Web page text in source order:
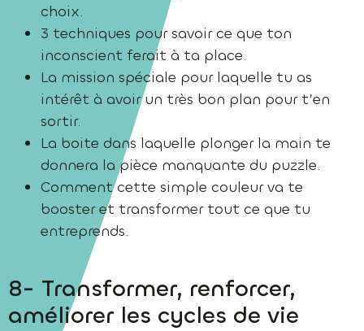
choix.
3 techniques pour savoir ce que ton
inconscient ferait à ta place.
La mission spéciale pour laquelle tu as
intérêt à avoir un très bon plan pour t’en
sortir.
La boite dans laquelle plonger la main te
donnera la pièce manquante du puzzle.
Comment cette simple couleur va te
booster et transformer tout ce que tu
entreprends.
8- Transformer, renforcer,
améliorer les cycles de vie